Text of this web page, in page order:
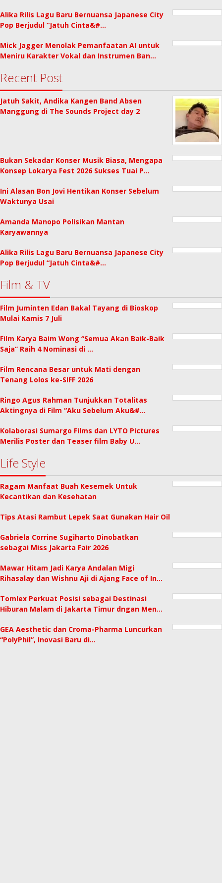
Alika Rilis Lagu Baru Bernuansa Japanese City
Pop Berjudul “Jatuh Cinta&#…
Mick Jagger Menolak Pemanfaatan AI untuk
Meniru Karakter Vokal dan Instrumen Ban…
Recent Post
Jatuh Sakit, Andika Kangen Band Absen
Manggung di The Sounds Project day 2
Bukan Sekadar Konser Musik Biasa, Mengapa
Konsep Lokarya Fest 2026 Sukses Tuai P…
Ini Alasan Bon Jovi Hentikan Konser Sebelum
Waktunya Usai
Amanda Manopo Polisikan Mantan
Karyawannya
Alika Rilis Lagu Baru Bernuansa Japanese City
Pop Berjudul “Jatuh Cinta&#…
Film & TV
Film Juminten Edan Bakal Tayang di Bioskop
Mulai Kamis 7 Juli
Film Karya Baim Wong “Semua Akan Baik-Baik
Saja” Raih 4 Nominasi di …
Film Rencana Besar untuk Mati dengan
Tenang Lolos ke-SIFF 2026
Ringo Agus Rahman Tunjukkan Totalitas
Aktingnya di Film “Aku Sebelum Aku&#…
Kolaborasi Sumargo Films dan LYTO Pictures
Merilis Poster dan Teaser film Baby U…
Life Style
Ragam Manfaat Buah Kesemek Untuk
Kecantikan dan Kesehatan
Tips Atasi Rambut Lepek Saat Gunakan Hair Oil
Gabriela Corrine Sugiharto Dinobatkan
sebagai Miss Jakarta Fair 2026
Mawar Hitam Jadi Karya Andalan Migi
Rihasalay dan Wishnu Aji di Ajang Face of In…
Tomlex Perkuat Posisi sebagai Destinasi
Hiburan Malam di Jakarta Timur dngan Men…
GEA Aesthetic dan Croma-Pharma Luncurkan
“PolyPhil”, Inovasi Baru di…